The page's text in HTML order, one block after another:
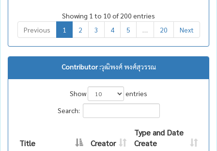
Showing 1 to 10 of 200 entries
Previous
1 2 3 4 5 20 Next
Contributor :วุฒิพงศ์ พงศ์สุวรรณ
Show
entries
Search:
Title Creator
Type and Date
Create